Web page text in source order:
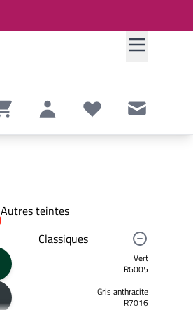
Autres teintes
Classiques
Vert
R6005
Gris anthracite
R7016